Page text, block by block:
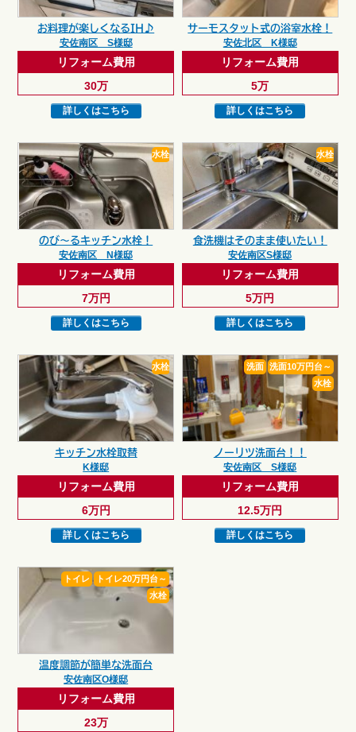
お料理が楽しくなるIH♪
安佐南区 S様邸
リフォーム費用
30万
詳しくはこちら
サーモスタット式の浴室水栓！
安佐北区 K様邸
リフォーム費用
5万
詳しくはこちら
水栓
のび～るキッチン水栓！
安佐南区 N様邸
リフォーム費用
7万円
詳しくはこちら
水栓
食洗機はそのまま使いたい！
安佐南区S様邸
リフォーム費用
5万円
詳しくはこちら
水栓
キッチン水栓取替
K様邸
リフォーム費用
6万円
詳しくはこちら
洗面 洗面10万円台～
水栓
ノーリツ洗面台！！
安佐南区 S様邸
リフォーム費用
12.5万円
詳しくはこちら
トイレ
トイレ20万円台～
水栓
温度調節が簡単な洗面台
安佐南区O様邸
リフォーム費用
23万